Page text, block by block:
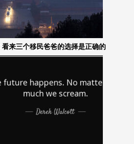
来三个移民爸爸的选择是正确的